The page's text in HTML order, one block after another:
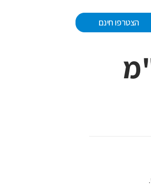
הצטרפו חינם